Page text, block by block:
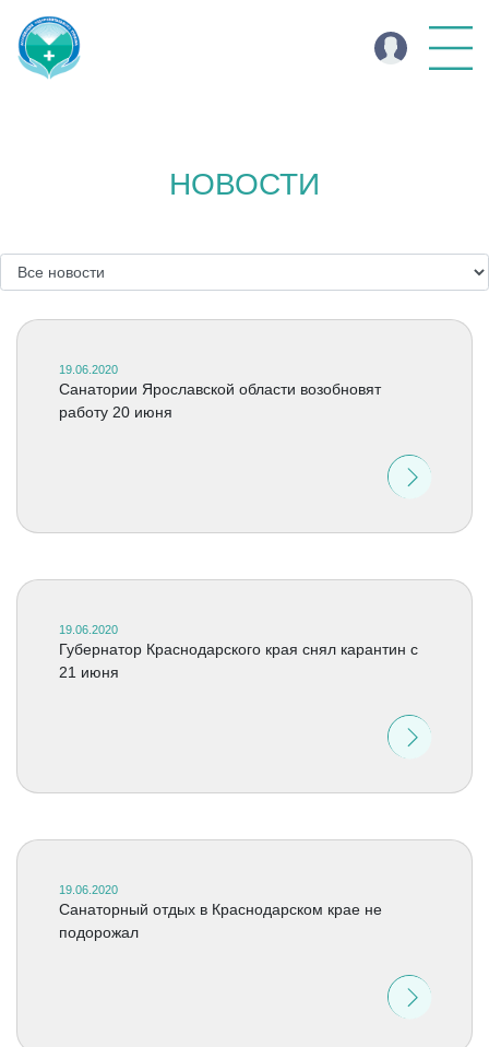
НОВОСТИ
19.06.2020
Санатории Ярославской области возобновят
работу 20 июня
19.06.2020
Губернатор Краснодарского края снял карантин с
21 июня
19.06.2020
Санаторный отдых в Краснодарском крае не
подорожал